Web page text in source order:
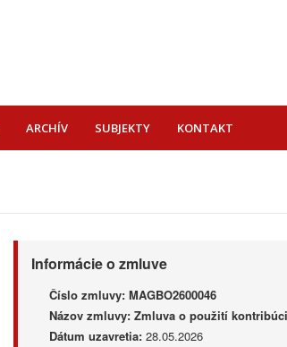
ARCHÍV SUBJEKTY KONTAKT
Informácie o zmluve
Číslo zmluvy: MAGBO2600046
Názov zmluvy: Zmluva o použití
Dátum uzavretia:28.05.2026